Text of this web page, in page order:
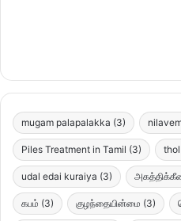
mugam palapalakka (3)
Piles Treatment in Tamil (3)
udal edai kuraiya (3)
கபம் (3) குழந்தையின்மை (3)